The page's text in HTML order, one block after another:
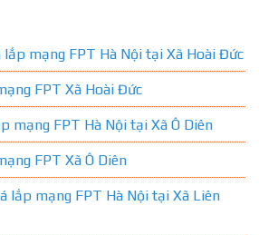
lắp mạng FPT Hà Nội tại Xã Hoài Đức
FPT Xã Hoài Đức
mạng FPT Hà Nội tại Xã Ô Diên
FPT Xã Ô Diên
lắp mạng FPT Hà Nội tại Xã Liên